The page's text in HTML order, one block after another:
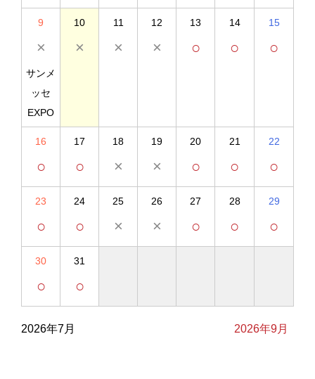
9
×
サンメ
ッセ
EXPO
10
×
11
×
12
×
13
○
14
○
15
○
16
○
17
○
18
×
19
×
20
○
21
○
22
○
23
○
24
○
25
×
26
×
27
○
28
○
29
○
30
○
31
○
2026年7月 2026年9月